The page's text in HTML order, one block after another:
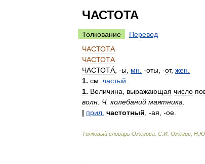
ЧАСТОТА
Толкование
Перевод
ЧАСТОТА
ЧАСТОТА
ЧАСТОТА́ , -ы мн -оты , -от, жен
1. см частый
1. Величина выражающая число
волн Ч. колебаний маятника
| прил частотный , -ая , -ое
Толковый словарь Ожегова С И Ожегов Н Ю